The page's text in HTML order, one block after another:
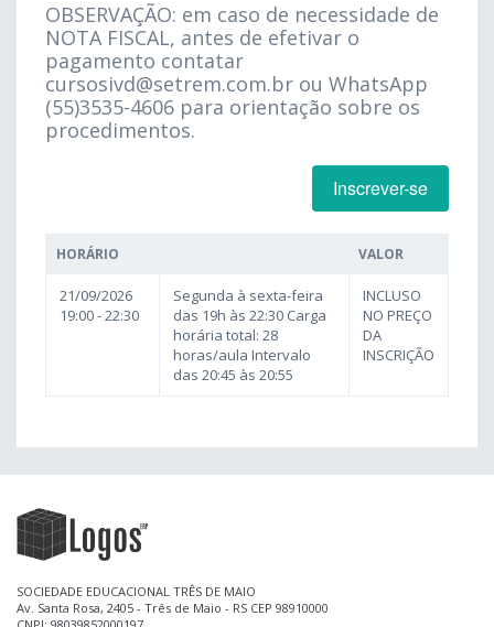
OBSERVAÇÃO: em caso de necessidade de
NOTA FISCAL, antes de efetivar o
pagamento contatar
cursosivd@setrem.com.br ou WhatsApp
(55)3535-4606 para orientação sobre os
procedimentos.
Inscrever-se
HORÁRIO VALOR
21/09/2026
19:00 - 22:30
Segunda à sexta-feira
das 19h às 22:30 Carga
horária total: 28
horas/aula Intervalo
das 20:45 às 20:55
INCLUSO
NO PREÇO
DA
INSCRIÇÃO
SOCIEDADE EDUCACIONAL TRÊS DE MAIO
Av. Santa Rosa, 2405 - Três de Maio - RS CEP 98910000